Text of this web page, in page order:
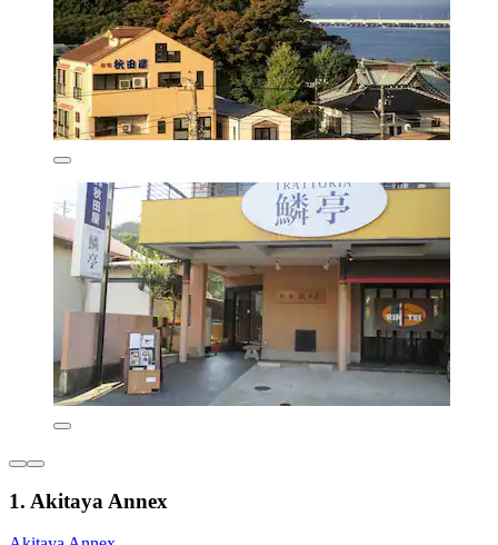
1. Akitaya Annex